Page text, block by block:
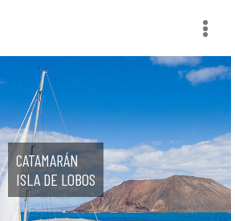
SOBRE NOSOTROS
CATAMARÁN
ISLA DE LOBOS